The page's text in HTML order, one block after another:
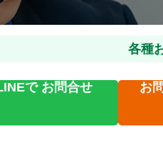
各種
で お問合せ お